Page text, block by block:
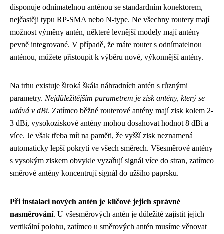
disponuje odnímatelnou anténou se standardním konektorem,
nejčastěji typu RP-SMA nebo N-type. Ne všechny routery mají
možnost výměny antén, některé levnější modely mají antény
pevně integrované. V případě, že máte router s odnímatelnou
anténou, můžete přistoupit k výběru nové, výkonnější antény.
Na trhu existuje široká škála náhradních antén s různými
parametry. Nejdůležitějším parametrem je zisk antény, který se
udává v dBi. Zatímco běžné routerové antény mají zisk kolem 2-
3 dBi, vysokoziskové antény mohou dosahovat hodnot 8 dBi a
více. Je však třeba mít na paměti, že vyšší zisk neznamená
automaticky lepší pokrytí ve všech směrech. Všesměrové antény
s vysokým ziskem obvykle vyzařují signál více do stran, zatímco
směrové antény koncentrují signál do užšího paprsku.
Při instalaci nových antén je klíčové jejich správné
nasměrování. U všesměrových antén je důležité zajistit jejich
vertikální polohu, zatímco u směrových antén musíme věnovat